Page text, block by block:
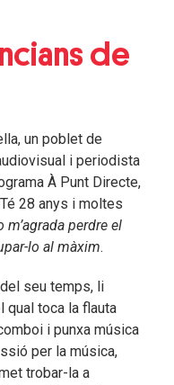
de
un poblet de
i periodista
À Punt Directe,
28 anys i moltes
m’agrada perdre el
lo al màxim.
seu temps, li
qual toca la flauta
i punxa música
per la música,
trobar-la a